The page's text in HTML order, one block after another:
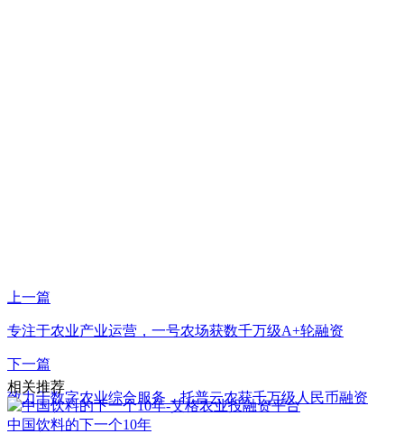
上一篇
专注于农业产业运营，一号农场获数千万级A+轮融资
下一篇
致力于数字农业综合服务，托普云农获千万级人民币融资
相关推荐
中国饮料的下一个10年